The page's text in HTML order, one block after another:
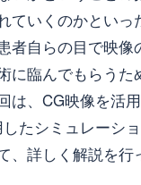
ていくのかといっ
者自らの目で映像
に臨んでもらうた
は、CG映像を活
たシミュレーシ
、詳しく解説を行